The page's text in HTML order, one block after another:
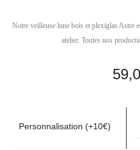
Notre veilleuse lune bois et plexiglas Astre
atelier. Toutes nos
Personnalisation (+10€)